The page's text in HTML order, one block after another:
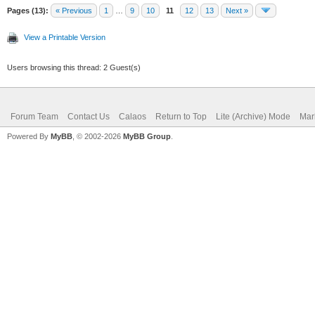
Pages (13): « Previous 1 9 10 11 12 13 Next »
View a Printable Version
Users browsing this thread: 2 Guest(s)
Forum Team Contact Us Calaos Return to Top Lite (Archive) Mode
Powered By MyBB , © 2002-2026 MyBB Group